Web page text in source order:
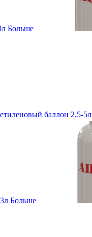
Больше
баллон 2,5-5л
Больше